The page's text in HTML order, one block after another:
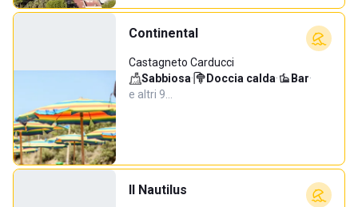
Continental
Castagneto Carducci
Sabbiosa· Doccia calda· Bar·
e altri 9…
Il Nautilus